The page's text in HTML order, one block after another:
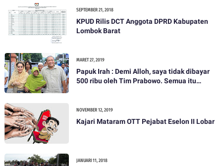
SEPTEMBER 21, 2018
KPUD Rilis DCT Anggota DPRD Kabupaten
Lombok Barat
MARET 27, 2019
Papuk Irah : Demi Alloh, saya tidak dibayar
500 ribu oleh Tim Prabowo. Semua itu
NOVEMBER 12, 2019
Kajari Mataram OTT Pejabat Eselon II Lobar
JANUARI 11, 2018